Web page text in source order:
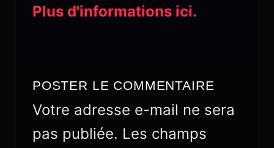
Plus d'informations ici.
POSTER LE COMMENTAIRE
Votre adresse e-mail ne sera
pas publiée. Les champs